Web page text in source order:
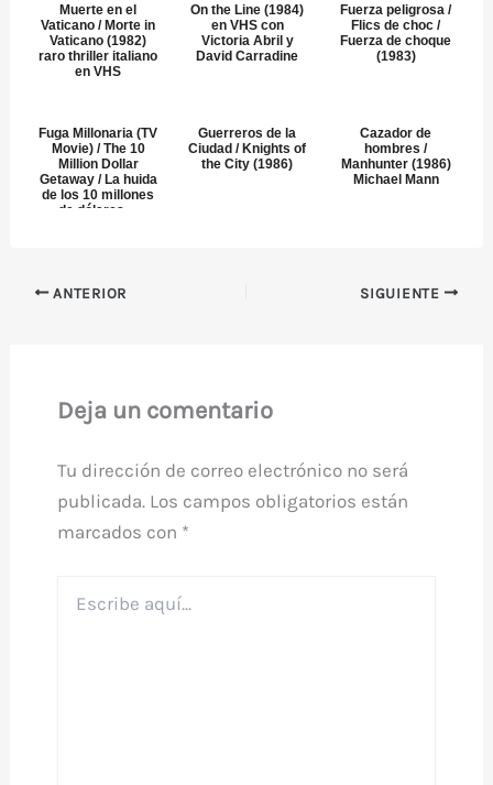
Muerte en el
Vaticano / Morte in
Vaticano (1982)
raro thriller italiano
en VHS
On the Line (1984)
en VHS con
Victoria Abril y
David Carradine
Fuerza peligrosa /
Flics de choc /
Fuerza de choque
(1983)
Fuga Millonaria (TV
Movie) / The 10
Million Dollar
Getaway / La huida
de los 10 millones
de dólares ...
Guerreros de la
Ciudad / Knights of
the City (1986)
Cazador de
hombres /
Manhunter (1986)
Michael Mann
ANTERIOR SIGUIENTE
Deja un comentario
Tu dirección de correo electrónico no será
publicada. Los campos obligatorios están
marcados con *
aquí...